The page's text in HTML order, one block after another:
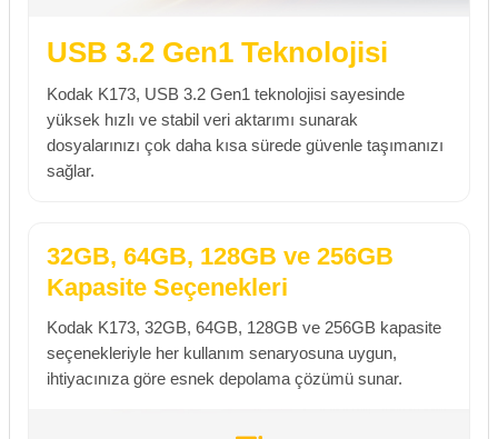
USB 3.2 Gen1 Teknolojisi
Kodak K173, USB 3.2 Gen1 teknolojisi sayesinde
yüksek hızlı ve stabil veri aktarımı sunarak
dosyalarınızı çok daha kısa sürede güvenle taşımanızı
sağlar.
32GB, 64GB, 128GB ve 256GB
Kapasite Seçenekleri
Kodak K173, 32GB, 64GB, 128GB ve 256GB kapasite
seçenekleriyle her kullanım senaryosuna uygun,
ihtiyacınıza göre esnek depolama çözümü sunar.